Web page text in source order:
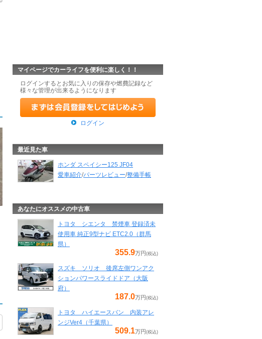
マイページでカーライフを便利に楽しく！！
ログインするとお気に入りの保存や燃費記録など
様々な管理が出来るようになります
ログイン
最近見た車
ホンダ スペイシー125 JF04
愛車紹介/パーツレビュー/整備手帳
あなたにオススメの中古車
トヨタ シエンタ 禁煙車 登録済未
使用車 純正9型ナビ ETC2.0（群馬
県）
355.9万円 (税込)
スズキ ソリオ 後席左側ワンアク
ションパワースライドドア（大阪
府）
187.0万円 (税込)
トヨタ ハイエースバン 内装アレ
ンジVer4（千葉県）
509.1万円 (税込)